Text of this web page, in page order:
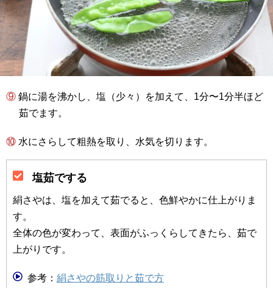
⑨ 鍋に湯を沸かし、塩（少々）を加えて、1分〜1分半ほど
茹でます。
⑩ 水にさらして粗熱を取り、水気を切ります。
塩茹でする
絹さやは、塩を加えて茹でると、色鮮やかに仕上がりま
す。
全体の色が変わって、表面がふっくらしてきたら、茹で
上がりです。
参考： 絹さやの筋取りと茹で方